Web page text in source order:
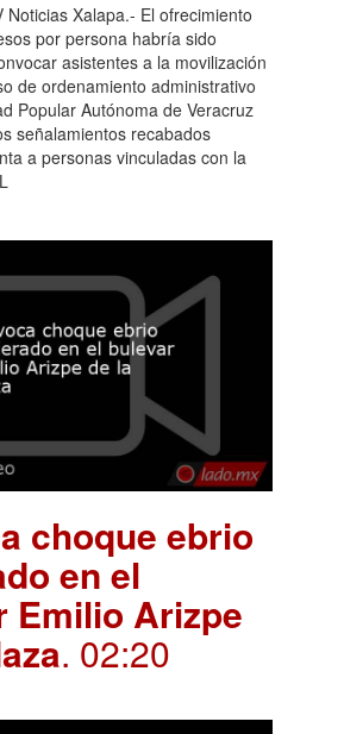
Noticias Xalapa.- El ofrecimiento
por persona habría sido
asistentes a la movilización
de ordenamiento administrativo
Popular Autónoma de Veracruz
señalamientos recabados
a personas vinculadas con la
choque ebrio
en el
Emilio Arizpe
. 02:20